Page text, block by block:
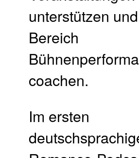
unterstützen
Bereich
coachen.
Im ersten